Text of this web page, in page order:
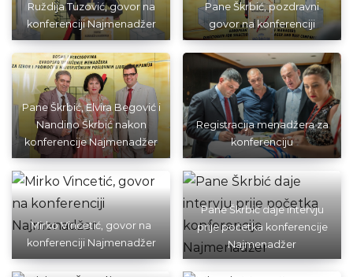
Ruždija Tuzović, govor na
konferenciji Najmenadžer
Pane Škrbić, pozdravni
govor na konferenciji
Pane Škrbić, Elvira Begović i
Nandino Škrbić nakon
konferencije Najmenadžer
Registracija menadžera za
konferenciju
Mirko Vincetić, govor na
konferenciji Najmenadžer
Pane Škrbić daje intervju
prije početka konferencije
Najmenadžer